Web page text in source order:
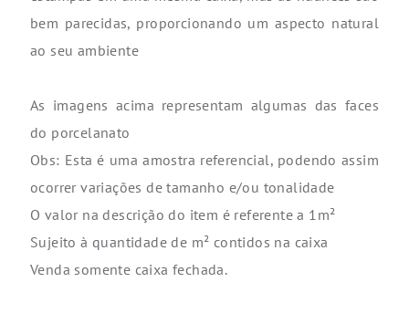
bem parecidas, proporcionando um aspecto natural
ao seu ambiente
As imagens acima representam algumas das faces
do porcelanato
Obs: Esta é uma amostra referencial, podendo assim
ocorrer variações de tamanho e/ou tonalidade
O valor na descrição do item é referente a 1m²
Sujeito à quantidade de m² contidos na caixa
Venda somente caixa fechada.